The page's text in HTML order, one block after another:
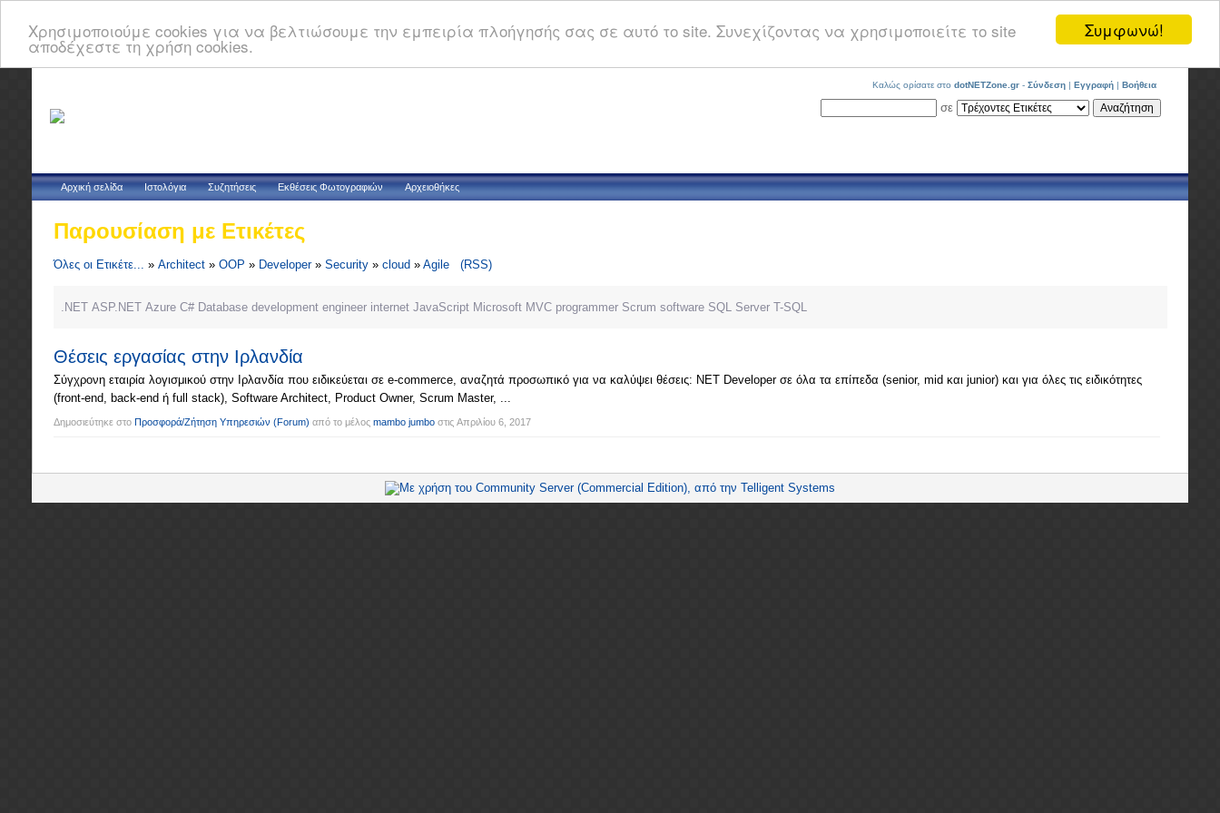
Συμφωνώ!
Χρησιμοποιούμε cookies για να βελτιώσουμε την εμπειρία πλοήγησής σας σε αυτό το site. Συνεχίζοντας να χρησιμοποιείτε το site
αποδέχεστε τη χρήση cookies.
Καλώς ορίσατε στο dotNETZone.gr - Σύνδεση | Εγγραφή | Βοήθεια
σε
Αρχική σελίδα Ιστολόγια Συζητήσεις Εκθέσεις Φωτογραφιών Αρχειοθήκες
Παρουσίαση με Ετικέτες
Όλες οι Ετικέτε... » Architect » OOP » Developer» Security » cloud » Agile (RSS)
.NET ASP.NET Azure C# Database development engineer internet JavaScript Microsoft MVC programmer Scrum software SQL Server T-SQL
Θέσεις εργασίας στην Ιρλανδία
Σύγχρονη εταιρία λογισμικού στην Ιρλανδία που ειδικεύεται σε e-commerce, αναζητά προσωπικό για να καλύψει θέσεις: ΝΕΤ Developer σε όλα τα επίπεδα (senior, mid και junior) και για όλες τις ειδικότητες
(front-end, back-end ή full stack), Software Architect, Product Owner, Scrum Master, ...
Δημοσιεύτηκε στο Προσφορά/Ζήτηση Υπηρεσιών (Forum) από το μέλος mambo jumbo στις Απριλίου 6, 2017